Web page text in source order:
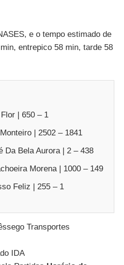
e o tempo estimado de
entrepico 58 min, tarde 58
| 650 – 1
| 2502 – 1841
Da Bela Aurora | 2 – 438
Morena | 1000 – 149
Feliz | 255 – 1
Transportes
IDA